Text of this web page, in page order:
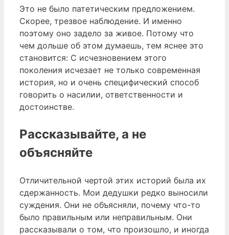
Это не было патетическим предложением.
Скорее, трезвое наблюдение. И именно
поэтому оно задело за живое. Потому что
чем дольше об этом думаешь, тем яснее это
становится: С исчезновением этого
поколения исчезает не только современная
история, но и очень специфический способ
говорить о насилии, ответственности и
достоинстве.
Рассказывайте, а не
объясняйте
Отличительной чертой этих историй была их
сдержанность. Мои дедушки редко выносили
суждения. Они не объясняли, почему что-то
было правильным или неправильным. Они
рассказывали о том, что произошло, и иногда